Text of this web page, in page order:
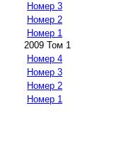
Номер 3
Номер 2
Номер 1
2009 Том 1
Номер 4
Номер 3
Номер 2
Номер 1